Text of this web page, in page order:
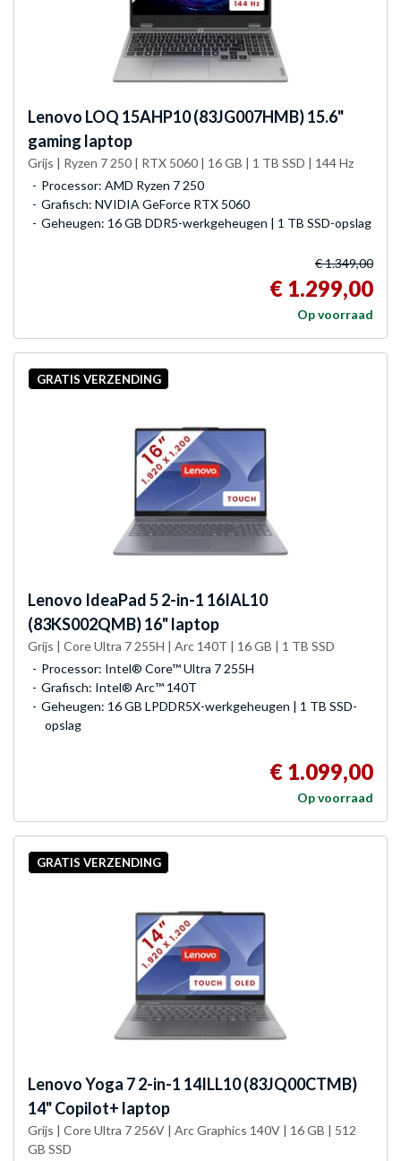
Lenovo LOQ 15AHP10 (83JG007HMB) 15.6"
gaming laptop
Grijs | Ryzen 7 250 | RTX 5060 | 16 GB | 1 TB SSD | 144 Hz
Processor: AMD Ryzen 7 250
Grafisch: NVIDIA GeForce RTX 5060
Geheugen: 16 GB DDR5-werkgeheugen | 1 TB SSD-opslag
€ 1.349,00
€ 1.299,00
Op voorraad
GRATIS VERZENDING
Lenovo IdeaPad 5 2-in-1 16IAL10
(83KS002QMB) 16" laptop
Grijs | Core Ultra 7 255H | Arc 140T | 16 GB | 1 TB SSD
Processor: Intel® Core™ Ultra 7 255H
Grafisch: Intel® Arc™ 140T
Geheugen: 16 GB LPDDR5X-werkgeheugen | 1 TB SSD-
opslag
€ 1.099,00
Op voorraad
GRATIS VERZENDING
LenovoYoga 7 2-in-1 14ILL10 (83JQ00CTMB)
14" Copilot+ laptop
Grijs | Core Ultra 7 256V | Arc Graphics 140V | 16 GB | 512
GB SSD